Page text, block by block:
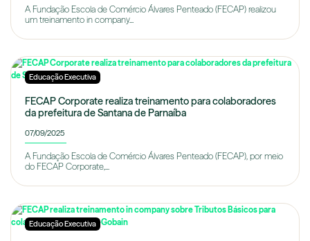
A Fundação Escola de Comércio Álvares Penteado (FECAP) realizou
um treinamento in company...
Educação Executiva
FECAP Corporate realiza treinamento para colaboradores
da prefeitura de Santana de Parnaíba
07/09/2025
A Fundação Escola de Comércio Álvares Penteado (FECAP), por meio
do FECAP Corporate,...
Educação Executiva